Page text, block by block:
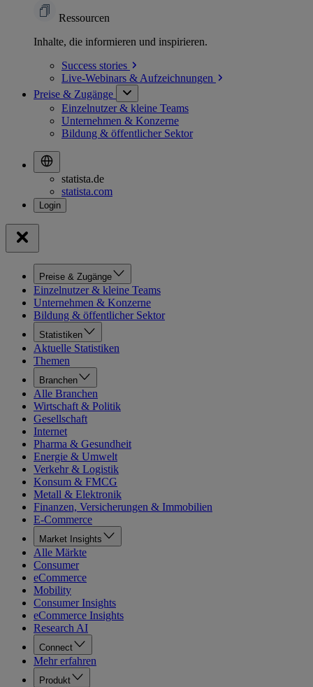
Ressourcen
Inhalte, die informieren und inspirieren.
Success stories
Live-Webinars & Aufzeichnungen
Preise & Zugänge
Einzelnutzer & kleine Teams
Unternehmen & Konzerne
Bildung & öffentlicher Sektor
statista.de
statista.com
Preise & Zugänge
Einzelnutzer & kleine Teams
Unternehmen & Konzerne
Bildung & öffentlicher Sektor
Statistiken
Aktuelle Statistiken
Themen
Branchen
Alle Branchen
Wirtschaft & Politik
Gesellschaft
Internet
Pharma & Gesundheit
Energie & Umwelt
Verkehr & Logistik
Konsum & FMCG
Metall & Elektronik
Finanzen, Versicherungen & Immobilien
E-Commerce
Market Insights
Alle Märkte
Consumer
eCommerce
Mobility
Consumer Insights
eCommerce Insights
Research AI
Connect
Mehr erfahren
Produkt